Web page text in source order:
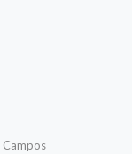
Campos